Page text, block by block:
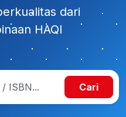
dari
HAQI
Cari